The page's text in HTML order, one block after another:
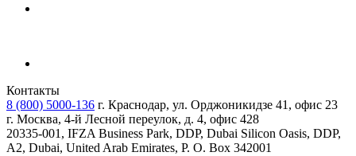
Контакты
8 (800) 5000-136 г. Краснодар, ул. Орджоникидзе 41, офис 23
г. Москва, 4-й Лесной переулок, д. 4, офис 428
20335-001, IFZA Business Park, DDP, Dubai Silicon Oasis, DDP,
A2, Dubai, United Arab Emirates, P. O. Box 342001